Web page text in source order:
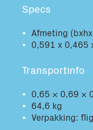
Specs
Afmeting
0,591 x 0,465
Transportinfo
0,65 × 0,69 ×
64,6 kg
Verpakking: